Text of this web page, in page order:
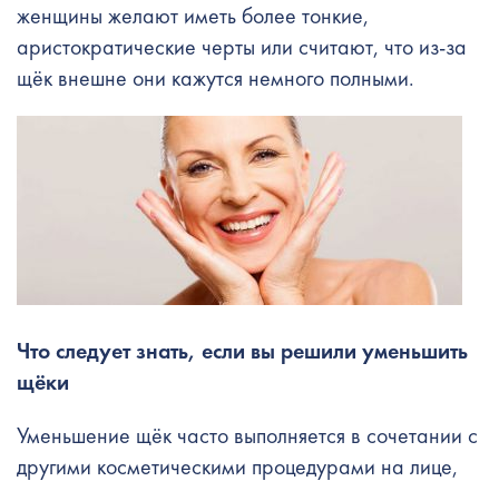
женщины желают иметь более тонкие,
аристократические черты или считают, что из-за
щёк внешне они кажутся немного полными.
Что следует знать, если вы решили уменьшить
щёки
Уменьшение щёк часто выполняется в сочетании с
другими косметическими процедурами на лице,